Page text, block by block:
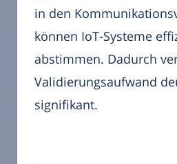
in den
können IoT-Systeme
abstimmen. Dadurch
Validierungsaufwand
signifikant.